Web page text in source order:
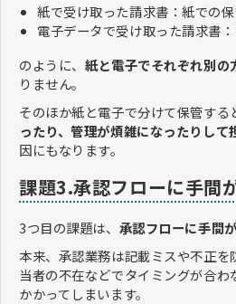
紙で受け取った請求書：紙での
電子データで受け取った請求書
のように、 紙と電子でそれぞれ別の
りません。
そのほか紙と電子で分けて保管する
ったり、管理が煩雑になったりして
因にもなります。
課題3.承認フローに手間
3つ目の課題は、 承認フローに手間
本来、承認業務は記載ミスや不正を
当者の不在などでタイミングが合
かかってしまいます。